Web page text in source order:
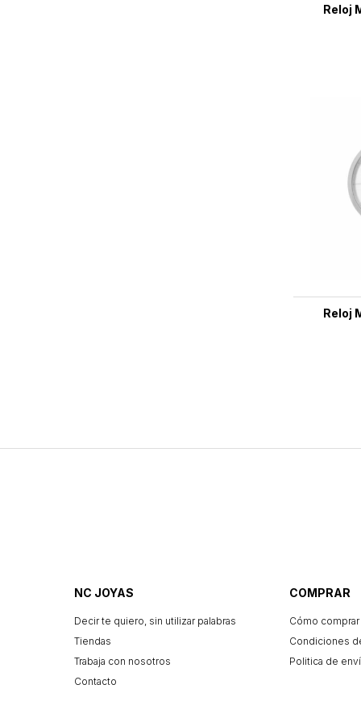
Reloj
Reloj
NC JOYAS
Decir te quiero, sin utilizar palabras
Tiendas
Trabaja con nosotros
Contacto
COMPRAR
Cómo comprar
Condiciones
Politica de